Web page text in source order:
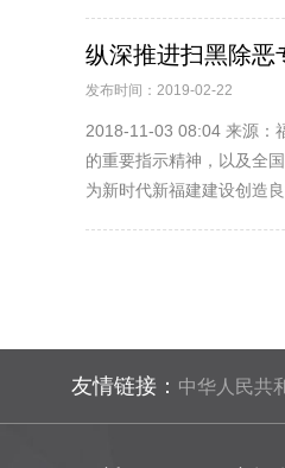
纵深推进扫黑除恶
发布时间：2019-02-22
2018-11-03 08:04 来源：
的重要指示精神，以及全
为新时代新福建建设创造
友情链接： 中华人民共